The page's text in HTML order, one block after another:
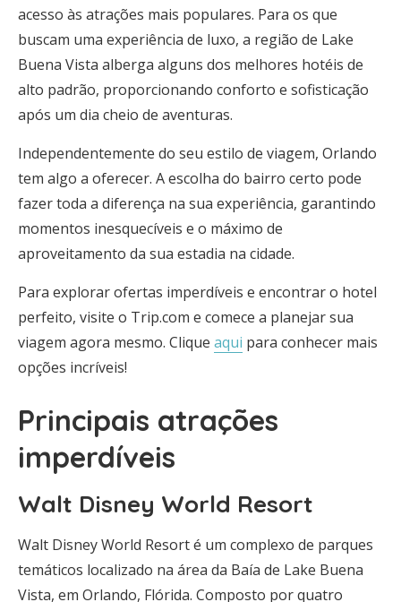
acesso às atrações mais populares. Para os que
buscam uma experiência de luxo, a região de Lake
Buena Vista alberga alguns dos melhores hotéis de
alto padrão, proporcionando conforto e sofisticação
após um dia cheio de aventuras.
Independentemente do seu estilo de viagem, Orlando
tem algo a oferecer. A escolha do bairro certo pode
fazer toda a diferença na sua experiência, garantindo
momentos inesquecíveis e o máximo de
aproveitamento da sua estadia na cidade.
Para explorar ofertas imperdíveis e encontrar o hotel
perfeito, visite o Trip.com e comece a planejar sua
viagem agora mesmo. Clique aqui para conhecer mais
opções incríveis!
Principais atrações
imperdíveis
Walt Disney World Resort
Walt Disney World Resort é um complexo de parques
temáticos localizado na área da Baía de Lake Buena
Vista, em Orlando, Flórida. Composto por quatro